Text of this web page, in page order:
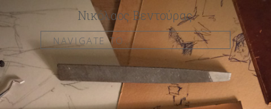
Νικόλαος Βεντούρας
NAVIGATE TO...